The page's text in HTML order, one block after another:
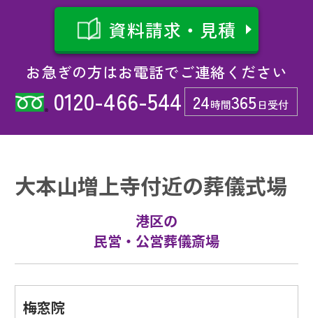
お急ぎの方はお電話でご連絡ください
24時間365日受付
0120-466-544
資料請求・見積
大本山増上寺付近の葬儀式場
港区の
民営・公営葬儀斎場
梅窓院